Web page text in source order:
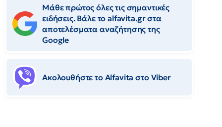
Μάθε πρώτος όλες τις σημαντικές
ειδήσεις. Βάλε το alfavita.gr στα
αποτελέσματα αναζήτησης της
Google
Ακολουθήστε το Αlfavita στο Viber